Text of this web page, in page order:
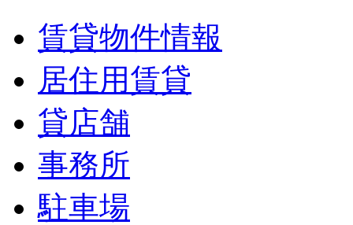
賃貸物件情報
居住用賃貸
貸店舗
事務所
駐車場